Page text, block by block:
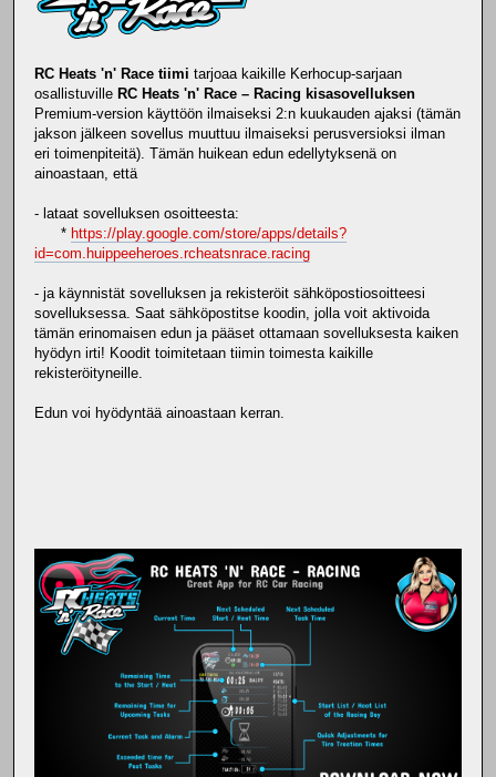
RC Heats 'n' Race tiimi tarjoaa kaikille Kerhocup-sarjaan
osallistuville RC Heats 'n' Race – Racing kisasovelluksen
Premium-version käyttöön ilmaiseksi 2:n kuukauden ajaksi (tämän
jakson jälkeen sovellus muuttuu ilmaiseksi perusversioksi ilman
eri toimenpiteitä). Tämän huikean edun edellytyksenä on
ainoastaan, että
- lataat sovelluksen osoitteesta:
* https://play.google.com/store/apps/details?
id=com.huippeeheroes.rcheatsnrace.racing
- ja käynnistät sovelluksen ja rekisteröit sähköpostiosoitteesi
sovelluksessa. Saat sähköpostitse koodin, jolla voit aktivoida
tämän erinomaisen edun ja pääset ottamaan sovelluksesta kaiken
hyödyn irti! Koodit toimitetaan tiimin toimesta kaikille
rekisteröityneille.
Edun voi hyödyntää ainoastaan kerran.